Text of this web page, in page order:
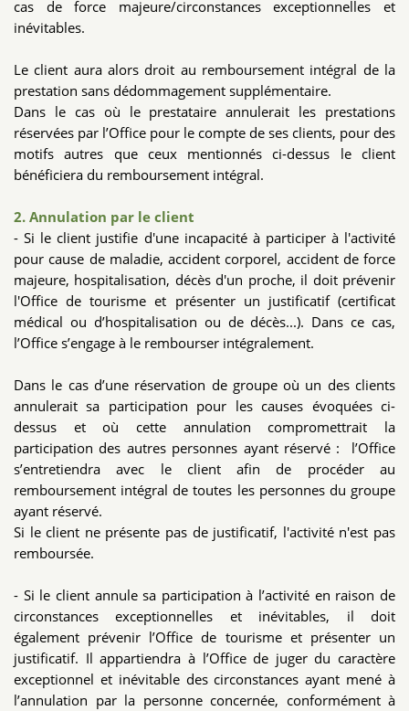
cas de force majeure/circonstances exceptionnelles et
inévitables.
Le client aura alors droit au remboursement intégral de la
prestation sans dédommagement supplémentaire.
Dans le cas où le prestataire annulerait les prestations
réservées par l’Office pour le compte de ses clients, pour des
motifs autres que ceux mentionnés ci-dessus le client
bénéficiera du remboursement intégral.
2. Annulation par le client
- Si le client justifie d'une incapacité à participer à l'activité
pour cause de maladie, accident corporel, accident de force
majeure, hospitalisation, décès d'un proche, il doit prévenir
l'Office de tourisme et présenter un justificatif (certificat
médical ou d’hospitalisation ou de décès...). Dans ce cas,
l’Office s’engage à le rembourser intégralement.
Dans le cas d’une réservation de groupe où un des clients
annulerait sa participation pour les causes évoquées ci-
dessus et où cette annulation compromettrait la
participation des autres personnes ayant réservé : l’Office
s’entretiendra avec le client afin de procéder au
remboursement intégral de toutes les personnes du groupe
ayant réservé.
Si le client ne présente pas de justificatif, l'activité n'est pas
remboursée.
- Si le client annule sa participation à l’activité en raison de
circonstances exceptionnelles et inévitables, il doit
également prévenir l’Office de tourisme et présenter un
justificatif. Il appartiendra à l’Office de juger du caractère
exceptionnel et inévitable des circonstances ayant mené à
l’annulation par la personne concernée, conformément à